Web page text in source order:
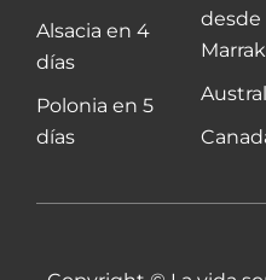
Alsacia en 4
días
Polonia en 5
días
desde